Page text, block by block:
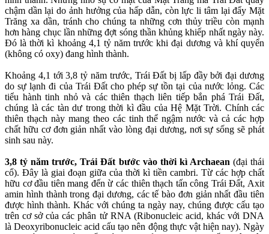
chậm dần lại do ảnh hưởng của hấp dẫn, còn lực li tâm lại đẩy Mặt
Trăng xa dần, tránh cho chúng ta những cơn thủy triều còn mạnh
hơn hàng chục lần những đợt sóng thần khủng khiếp nhất ngày này.
Đó là thời kì khoảng 4,1 tỷ năm trước khi đại dương và khí quyển
(không có oxy) đang hình thành.
Khoảng 4,1 tới 3,8 tỷ năm trước, Trái Đất bị lấp đầy bởi đại dương
do sự lạnh đi của Trái Đất cho phép sự tồn tại của nước lỏng. Các
tiểu hành tinh nhỏ và các thiên thạch liên tiếp bắn phá Trái Đất,
chúng là các tàn dư trong thời kì đầu của Hệ Mặt Trời. Chính các
thiên thạch này mang theo các tinh thể ngậm nước và cả các hợp
chất hữu cơ đơn giản nhất vào lòng đại dương, nơi sự sống sẽ phát
sinh sau này.
3,8 tỷ năm trước, Trái Đất bước vào thời kì Archaean (đại thái
cổ). Đây là giai đoạn giữa của thời kì tiền cambri. Từ các hợp chất
hữu cơ đầu tiên mang đến ừ các thiên thạch tấn công Trái Đất, Axit
amin hình thành trong đại dương, các tế bào đơn giản nhất đầu tiên
được hình thành. Khác với chúng ta ngày nay, chúng được cấu tạo
trên cơ sở của các phân tử RNA (Ribonucleic acid, khác với DNA
là Deoxyribonucleic acid cấu tạo nên động thực vật hiện nay). Ngày